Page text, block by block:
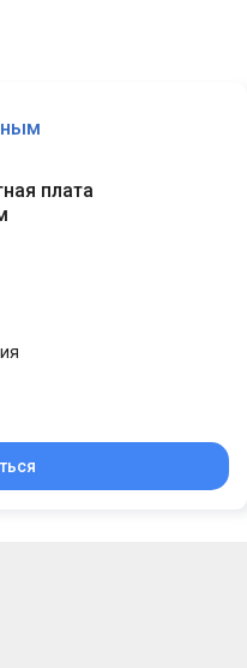
плата